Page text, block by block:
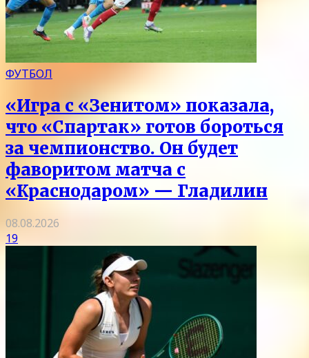
ФУТБОЛ
«Игра с «Зенитом» показала,
что «Спартак» готов бороться
за чемпионство. Он будет
фаворитом матча с
«Краснодаром» — Гладилин
08.08.2026
19